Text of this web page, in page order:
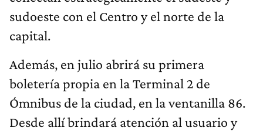
sudoeste con el Centro y el norte de la
capital.
Además, en julio abrirá su primera
boletería propia en la Terminal 2 de
Ómnibus de la ciudad, en la ventanilla 86.
Desde allí brindará atención al usuario y